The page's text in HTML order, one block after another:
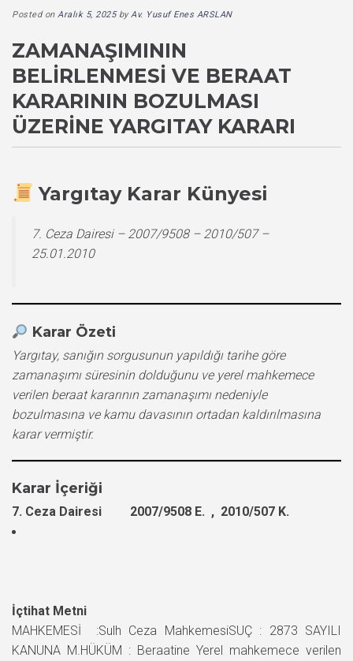
Posted on Aralık 5, 2025byAv. Yusuf Enes ARSLAN
ZAMANAŞIMININ
BELIRLENMESI VE BERAAT
KARARININ BOZULMASI
ÜZERINE YARGITAY KARARI
Yargıtay Karar Künyesi
7. Ceza Dairesi – 2007/9508 – 2010/507 –
25.01.2010
Karar Özeti
Yargıtay, sanığın sorgusunun yapıldığı tarihe göre
zamanaşımı süresinin dolduğunu ve yerel mahkemece
verilen beraat kararının zamanaşımı nedeniyle
bozulmasına ve kamu davasının ortadan kaldırılmasına
karar vermiştir.
Karar İçeriği
7. Ceza Dairesi 2007/9508 E. , 2010/507 K.
İçtihat Metni
MAHKEMESİ :Sulh Ceza MahkemesiSUÇ : 2873 SAYILI
KANUNA M.HÜKÜM : Beraatine Yerel mahkemece verilen